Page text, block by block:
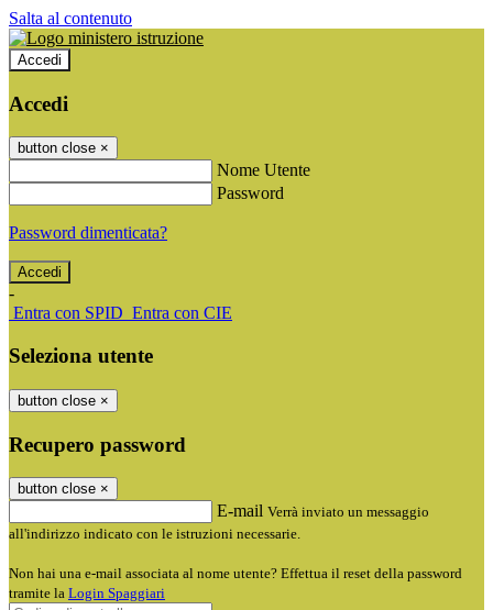
Salta al contenuto
Accedi
Accedi
button close ×
Nome Utente
Password
Password dimenticata?
-
Entra con SPID Entra con CIE
Seleziona utente
button close ×
Recupero password
button close ×
E-mail Verrà inviato un messaggio
all'indirizzo indicato con le istruzioni necessarie.
Non hai una e-mail associata al nome utente? Effettua il reset della password
tramite la Login Spaggiari